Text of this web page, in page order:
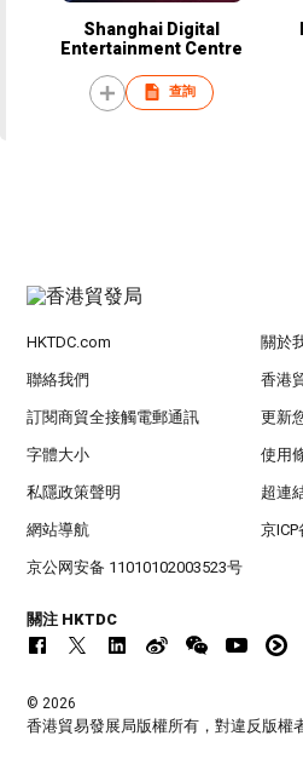
Shanghai Digital
Entertainment Centre
查詢
HKTDC.com 關於
聯絡我們 香港
訂閱商貿全接觸電郵通訊 更新
字體大小 使用
私隱政策聲明 超連
網站導航 京
京公网安备 11010102003523号
關注 HKTDC
© 2026
香港貿易發展局版權所有，對違反版權